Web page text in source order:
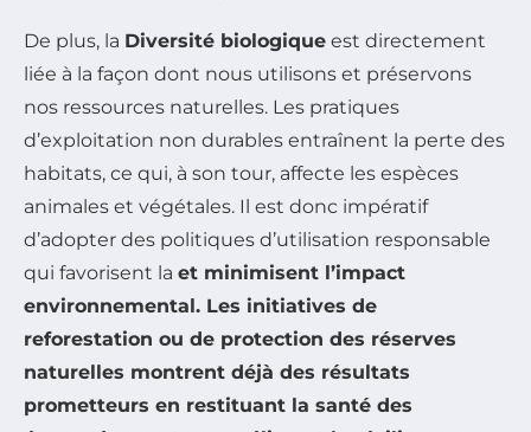
De plus, la Diversité biologique est directement
liée à la façon dont nous utilisons et préservons
nos ressources naturelles. Les pratiques
d’exploitation non durables entraînent la perte des
habitats, ce qui, à son tour, affecte les espèces
animales et végétales. Il est donc impératif
d’adopter des politiques d’utilisation responsable
qui favorisent la et minimisent l’impact
environnemental . Les initiatives de
reforestation ou de protection des réserves
naturelles montrent déjà des résultats
prometteurs en restituant la santé des